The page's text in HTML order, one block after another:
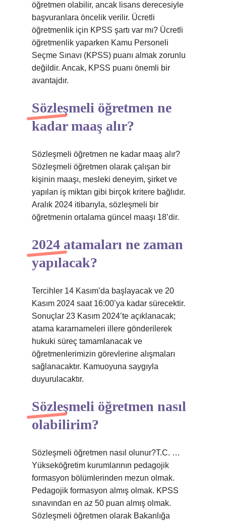
öğretmen olabilir, ancak lisans derecesiyle
başvuranlara öncelik verilir. Ücretli
öğretmenlik için KPSS şartı var mı? Ücretli
öğretmenlik yaparken Kamu Personeli
Seçme Sınavı (KPSS) puanı almak zorunlu
değildir. Ancak, KPSS puanı önemli bir
avantajdır.
Sözleşmeli öğretmen ne
kadar maaş alır?
Sözleşmeli öğretmen ne kadar maaş alır?
Sözleşmeli öğretmen olarak çalışan bir
kişinin maaşı, mesleki deneyim, şirket ve
yapılan iş miktarı gibi birçok kritere bağlıdır.
Aralık 2024 itibarıyla, sözleşmeli bir
öğretmenin ortalama güncel maaşı 18’dir.
2024 atamaları ne zaman
yapılacak?
Tercihler 14 Kasım’da başlayacak ve 20
Kasım 2024 saat 16:00’ya kadar sürecektir.
Sonuçlar 23 Kasım 2024’te açıklanacak;
atama kararnameleri illere gönderilerek
hukuki süreç tamamlanacak ve
öğretmenlerimizin görevlerine alışmaları
sağlanacaktır. Kamuoyuna saygıyla
duyurulacaktır.
Sözleşmeli öğretmen nasıl
olabilirim?
Sözleşmeli öğretmen nasıl olunur?T.C. …
Yükseköğretim kurumlarının pedagojik
formasyon bölümlerinden mezun olmak.
Pedagojik formasyon almış olmak. KPSS
sınavından en az 50 puan almış olmak.
Sözleşmeli öğretmen olarak Bakanlığa